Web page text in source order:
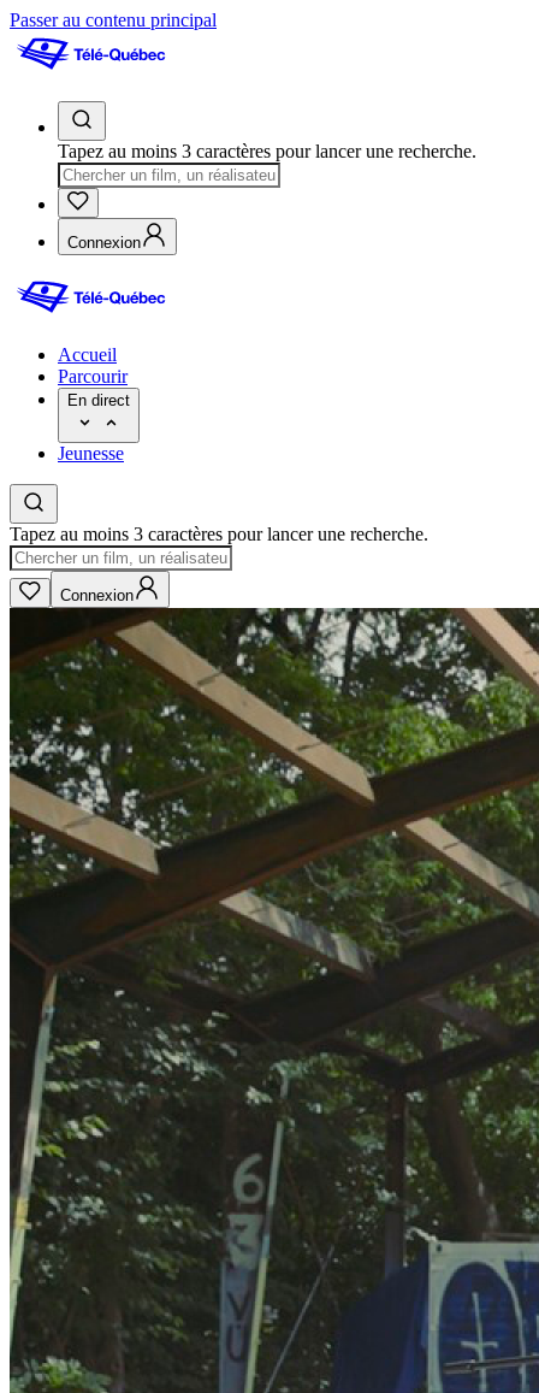
Passer au contenu principal
Tapez au moins 3 caractères pour lancer une recherche.
Connexion
Accueil
Parcourir
En direct
Jeunesse
Tapez au moins 3 caractères pour lancer une recherche.
Connexion